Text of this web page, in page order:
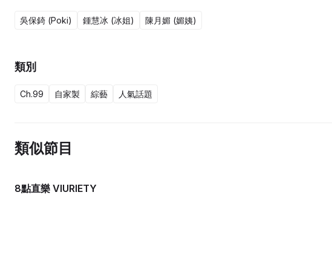
吳保錡 (Poki) 鍾慧冰 (冰姐) 陳月媚 (媚姨)
類別
Ch.99 自家製 綜藝 人氣話題
類似節目
8點直樂 VIURIETY